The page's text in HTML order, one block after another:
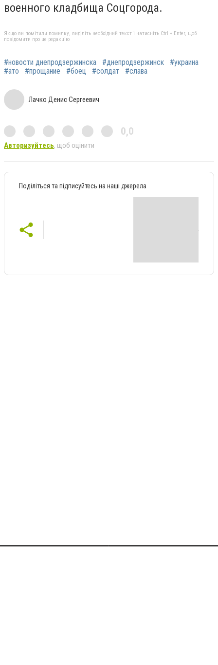
военного кладбища Соцгорода.
Якщо ви помітили помилку, виділіть необхідний текст і натисніть Ctrl + Enter, щоб
повідомити про це редакцію
#новости днепродзержинска #днепродзержинск
#украина
#ато
#прощание #боец #солдат #слава
Лачко Денис Сергеевич
0,0
Авторизуйтесь, щоб оцінити
Поділіться та підписуйтесь на наші джерела